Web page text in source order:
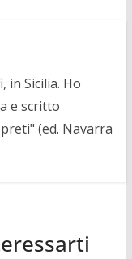
in Sicilia. Ho
e scritto
(ed. Navarra